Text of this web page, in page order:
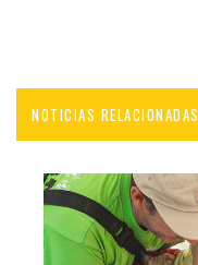
NOTICIAS RELACIONADAS